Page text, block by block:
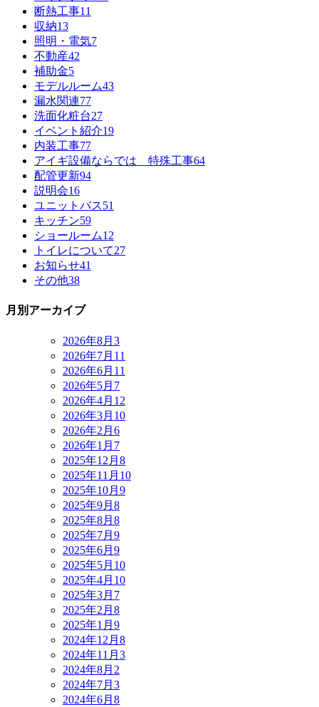
断熱工事11
収納13
照明・電気7
不動産42
補助金5
モデルルーム43
漏水関連77
洗面化粧台27
イベント紹介19
内装工事77
アイギ設備ならでは 特殊工事64
配管更新94
説明会16
ユニットバス51
キッチン59
ショールーム12
トイレについて27
お知らせ41
その他38
月別アーカイブ
2026年8月 3
2026年7月 11
2026年6月 11
2026年5月 7
2026年4月 12
2026年3月 10
2026年2月 6
2026年1月 7
2025年12月 8
2025年11月 10
2025年10月 9
2025年9月 8
2025年8月 8
2025年7月 9
2025年6月 9
2025年5月 10
2025年4月 10
2025年3月 7
2025年2月 8
2025年1月 9
2024年12月 8
2024年11月 3
2024年8月 2
2024年7月 3
2024年6月 8